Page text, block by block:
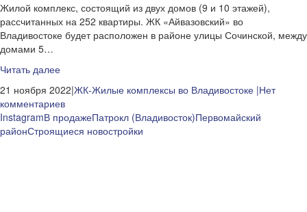
Жилой комплекс, состоящий из двух домов (9 и 10 этажей),
рассчитанных на 252 квартиры. ЖК «Айвазовский» во
Владивостоке будет расположен в районе улицы Сочинской, между
домами 5…
Читать далее
21 ноября 2022|ЖК-Жилые комплексы во Владивостоке |Нет
комментариев
InstagramВ продажеПатрокл (Владивосток)Первомайский
районСтроящиеся новостройки